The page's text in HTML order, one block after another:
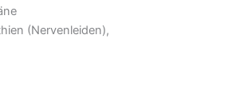
(Nervenleiden),